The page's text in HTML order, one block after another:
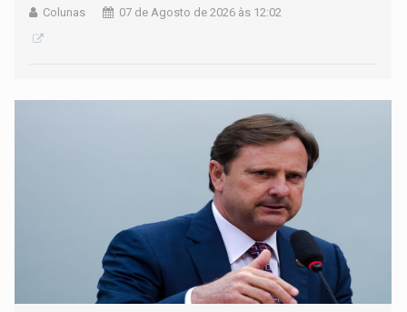
Colunas 07 de Agosto de 2026 às 12:02